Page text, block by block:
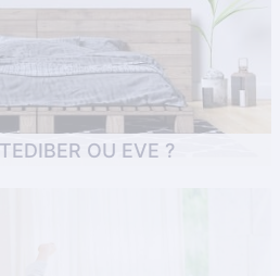
OU EVE ?
son écran, le doute prend le